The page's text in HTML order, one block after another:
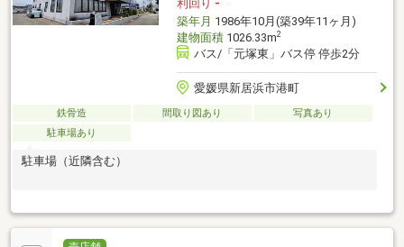
利回り -
築年月 1986年10月(築39年11ヶ月)
建物面積1026.33m2
バス/「元塚東」バス停 停歩2分
愛媛県新居浜市港町
鉄骨造 間取り図あり
写真あり
駐車場あり
駐車場（近隣含む）